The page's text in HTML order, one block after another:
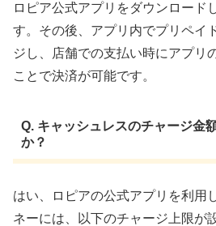
ロピア公式アプリをダウンロード
す。その後、アプリ内でプリペイ
ジし、店舗での支払い時にアプリ
ことで決済が可能です。 ​
Q. キャッシュレスのチャージ金
か？
はい、ロピアの公式アプリを利用
ネーには、以下のチャージ上限が